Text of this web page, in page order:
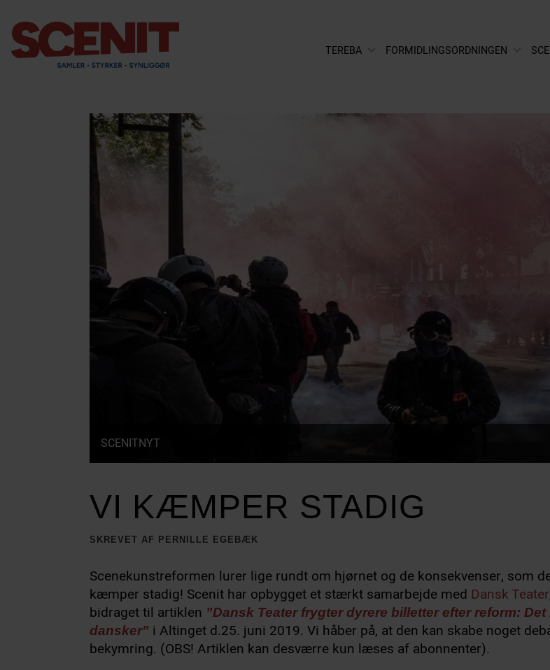
scenit.dk
TEREBA FORMIDLINGSORDNINGEN
SCENITNYT
VI KÆMPER STADIG
SKREVET AF PERNILLE EGEBÆK
Scenekunstreformen lurer lige rundt om hjørnet og de konsekvenser, som
kæmper stadig! Scenit har opbygget et stærkt samarbejde med Dansk Teater
bidraget til artiklen ”Dansk Teater frygter dyrere billetter efter reform:
dansker” i Altinget d.25. juni 2019. Vi håber på, at den kan skabe noget
bekymring. (OBS! Artiklen kan desværre kun læses af abonnenter).